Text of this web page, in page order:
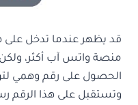
قد يظهر عندما تدخل
منصة واتس آب أكثر،
الحصول على رقم وهمي
وتستقبل على هذا الرقم